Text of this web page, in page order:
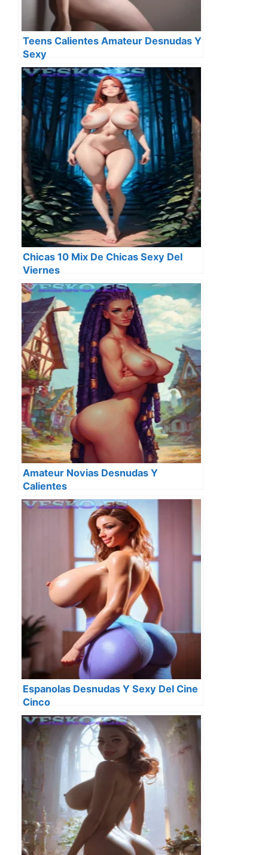
Teens Calientes Amateur Desnudas Y
Sexy
Chicas 10 Mix De Chicas Sexy Del
Viernes
Amateur Novias Desnudas Y
Calientes
Espanolas Desnudas Y Sexy Del Cine
Cinco